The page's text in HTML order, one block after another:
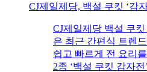
CJ제일제당, 백설 쿠킷 ‘감자
CJ제일제당 백설 쿠
은 최근 간편식 트렌
쉽고 빠르게 전 요리
2종 ‘백설 쿠킷 감자